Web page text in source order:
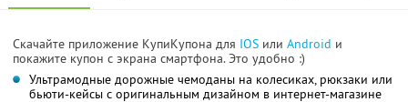
Скачайте приложение КупиКупона для IOS или Android и
покажите купон с экрана смартфона. Это удобно :)
Ультрамодные дорожные чемоданы на колесиках, рюкзаки или
бьюти-кейсы с оригинальным дизайном в интернет-магазине